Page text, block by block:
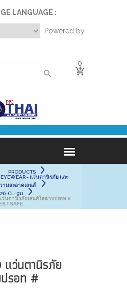
LANGUAGE :
Powered by
0
PRODUCTS
EYEWEAR - แว่นตานิรภัย และ
ามสะอาดเลนส์
CL-911
นตานิรภัยเลนส์ใสฉาบปรอท #
แว่นตานิรภัย
ปรอท #